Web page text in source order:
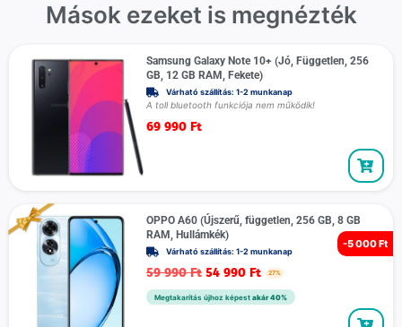
Mások ezeket is megnézték
Samsung Galaxy Note 10+ (Jó, Független, 256
GB, 12 GB RAM, Fekete)
Várható szállítás: 1-2 munkanap
A toll bluetooth funkciója nem működik!
69 990 Ft
-5 000 Ft
OPPO A60 (Újszerű, független, 256 GB, 8 GB
RAM, Hullámkék)
Várható szállítás: 1-2 munkanap
59 990Ft 54 990 Ft 27%
Megtakarítás újhoz képest akár 40%